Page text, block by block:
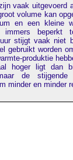
vaak uitgevoerd
volume kan
en een kleine
beperkt
stijgt vaak niet
gebruikt worden
produktie
hoger ligt dan
de
minder en minder